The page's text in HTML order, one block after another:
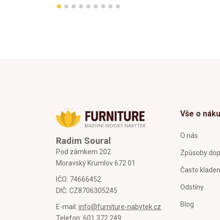
Radim Soural
Pod zámkem 202
Moravský Krumlov 672 01
IČO: 74666452
DIČ: CZ8706305245
E-mail: info@furniture-nabytek.cz
Telefon: 601 372 249
Vše o
O nás
Způsoby
Často
Odstíny
Blog